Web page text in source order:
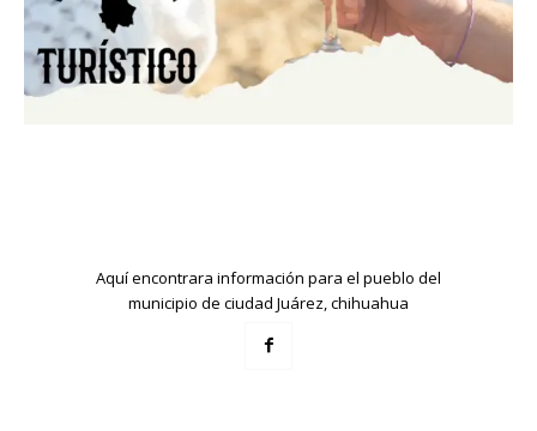
Aquí encontrara información para el pueblo del
municipio de ciudad Juárez, chihuahua